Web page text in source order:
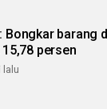
Bongkar barang
15,78 persen
lalu